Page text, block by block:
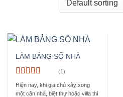
LÀM BẢNG SỐ NHÀ
Rated5out
of 5
(1)
Hiện nay, khi gia chủ xây xong
một căn nhà, biệt thự hoặc villa thì